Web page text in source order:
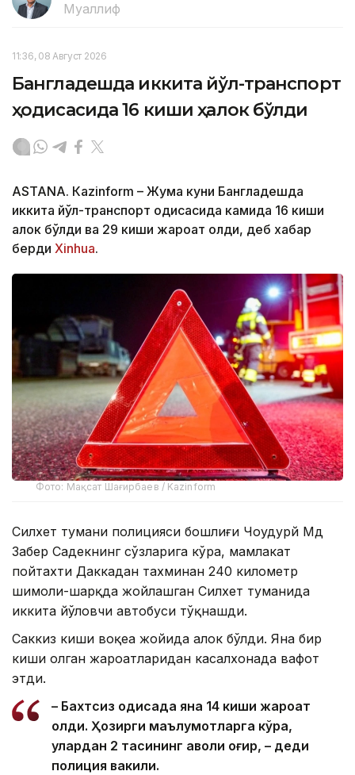
Муаллиф
11:36, 08 Август 2026
Бангладешда иккита йўл-транспорт
ҳодисасида 16 киши ҳалок бўлди
ASTANА. Кazinform – Жума куни Бангладешда
иккита йўл-транспорт ҳодисасида камида 16 киши
ҳалок бўлди ва 29 киши жароҳат олди, деб хабар
берди Xinhua.
Фото: Мақсат Шағирбаев / Kazinform
Силхет тумани полицияси бошлиғи Чоудҳурй Мд
Забер Садекнинг сўзларига кўра, мамлакат
пойтахти Даккадан тахминан 240 километр
шимоли-шарқда жойлашган Силхет туманида
иккита йўловчи автобуси тўқнашди.
Саккиз киши воқеа жойида ҳалок бўлди. Яна бир
киши олган жароҳатларидан касалхонада вафот
этди.
– Бахтсиз ҳодисада яна 14 киши жароҳат
олди. Ҳозирги маълумотларга кўра,
улардан 2 тасининг аҳволи оғир, – деди
полиция вакили.